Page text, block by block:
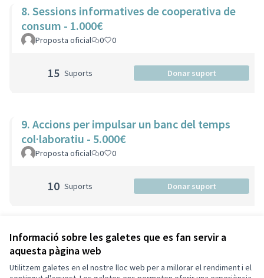
Informació sobre les galetes que es fan servir a
aquesta pàgina web
Utilitzem galetes en el nostre lloc web per a millorar el rendiment i el
8. Sessions informatives de cooperativa de
consum - 1.000€
Proposta oficial 0 0
15 Suports Donar suport
9. Accions per impulsar un banc del temps
col·laboratiu - 5.000€
Proposta oficial 0 0
10 Suports Donar suport
Veure totes les propostes retirades
Termes i condicions d'ús